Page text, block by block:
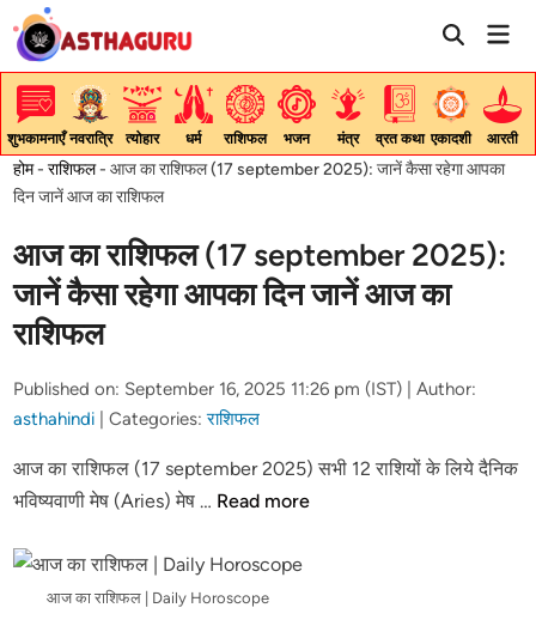
Skip
content
शुभकामनाएँ नवरात्रि त्योहार धर्म राशिफल भजन मंत्र व्रत कथा एकादशी आरती
होम-राशिफल-आज का राशिफल (17 september 2025): जानें कैसा रहेगा आपका
दिन जानें आज का राशिफल
आज का राशिफल (17 september 2025):
जानें कैसा रहेगा आपका दिन जानें आज का
राशिफल
Published on: September 16, 2025 11:26 pm (IST) |
Author:
asthahindi
Categories:राशिफल
आज का राशिफल (17 september 2025) सभी 12 राशियों के लिये दैनिक
भविष्यवाणी मेष (Aries) मेष … आज
राशिफल
(17
Read more
आज का राशिफल | Daily Horoscope